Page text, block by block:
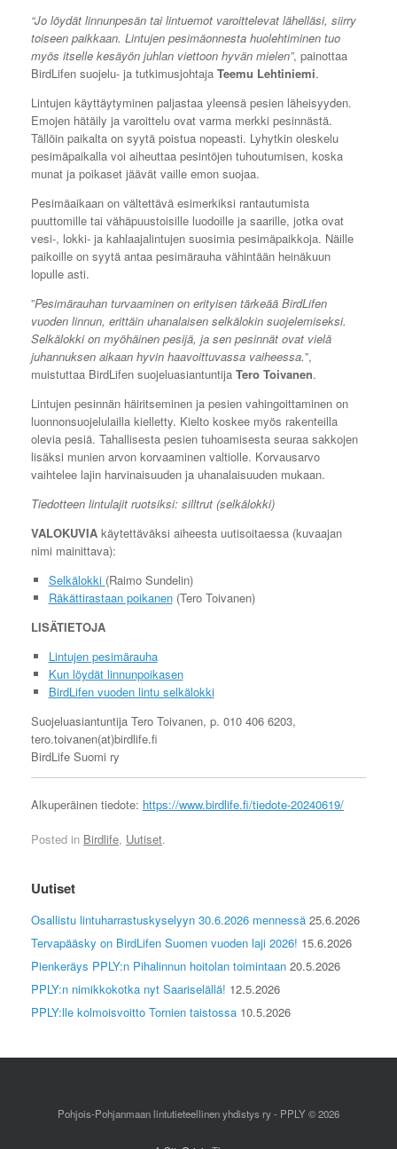
“Jo löydät linnunpesän tai lintuemot varoittelevat lähelläsi, siirry
toiseen paikkaan. Lintujen pesimäonnesta huolehtiminen tuo
myös itselle kesäyön juhlan viettoon hyvän mielen”, painottaa
BirdLifen suojelu- ja tutkimusjohtaja Teemu Lehtiniemi.
Lintujen käyttäytyminen paljastaa yleensä pesien läheisyyden.
Emojen hätäily ja varoittelu ovat varma merkki pesinnästä.
Tällöin paikalta on syytä poistua nopeasti. Lyhytkin oleskelu
pesimäpaikalla voi aiheuttaa pesintöjen tuhoutumisen, koska
munat ja poikaset jäävät vaille emon suojaa.
Pesimäaikaan on vältettävä esimerkiksi rantautumista
puuttomille tai vähäpuustoisille luodoille ja saarille, jotka ovat
vesi-, lokki- ja kahlaajalintujen suosimia pesimäpaikkoja. Näille
paikoille on syytä antaa pesimärauha vähintään heinäkuun
lopulle asti.
”Pesimärauhan turvaaminen on erityisen tärkeää BirdLifen
vuoden linnun, erittäin uhanalaisen selkälokin suojelemiseksi.
Selkälokki on myöhäinen pesijä, ja sen pesinnät ovat vielä
juhannuksen aikaan hyvin haavoittuvassa vaiheessa.”,
muistuttaa BirdLifen suojeluasiantuntija Tero Toivanen.
Lintujen pesinnän häiritseminen ja pesien vahingoittaminen on
luonnonsuojelulailla kielletty. Kielto koskee myös rakenteilla
olevia pesiä. Tahallisesta pesien tuhoamisesta seuraa sakkojen
lisäksi munien arvon korvaaminen valtiolle. Korvausarvo
vaihtelee lajin harvinaisuuden ja uhanalaisuuden mukaan.
Tiedotteen lintulajit ruotsiksi: silltrut (selkälokki)
VALOKUVIA käytettäväksi aiheesta uutisoitaessa (kuvaajan
nimi mainittava):
Selkälokki (Raimo Sundelin)
Räkättirastaan poikanen(Tero Toivanen)
LISÄTIETOJA
Lintujen pesimärauha
Kun löydät linnunpoikasen
BirdLifen vuoden lintu selkälokki
Suojeluasiantuntija Tero Toivanen, p. 010 406 6203,
tero.toivanen(at)birdlife.fi
BirdLife Suomi ry
Alkuperäinen tiedote: https://www.birdlife.fi/tiedote-20240619/
Posted in Birdlife, Uutiset.
Uutiset
Osallistu lintuharrastuskyselyyn 30.6.2026 mennessä 25.6.2026
Tervapääsky on BirdLifen Suomen vuoden laji 2026! 15.6.2026
Pienkeräys PPLY:n Pihalinnun hoitolan toimintaan 20.5.2026
PPLY:n nimikkokotka nyt Saariselällä! 12.5.2026
PPLY:lle kolmoisvoitto Tornien taistossa 10.5.2026
Pohjois-Pohjanmaan lintutieteellinen yhdistys ry - PPLY © 2026